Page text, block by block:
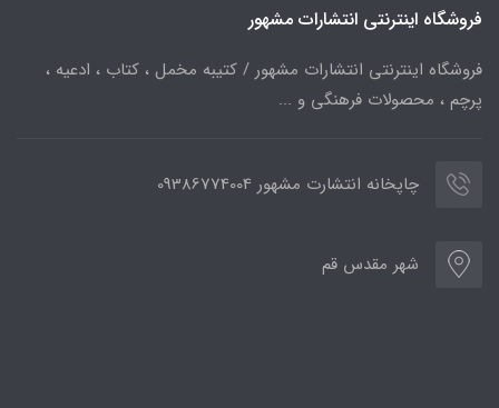
فروشگاه اینترنتی انتشارات مشهور
فروشگاه اینترنتی انتشارات مشهور / کتیبه مخمل ، کتاب ، ادعیه ،
پرچم ، محصولات فرهنگی و ...
چاپخانه انتشارت مشهور 09386774004
شهر مقدس قم